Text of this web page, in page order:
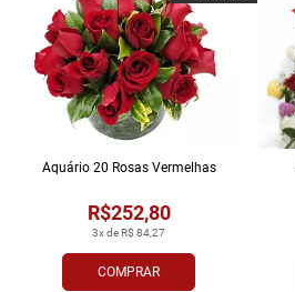
COMPRAR
3x de R$ 84,27
R$252,80
Aquário 20 Rosas Vermelhas